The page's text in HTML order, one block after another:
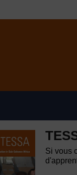
Si vous